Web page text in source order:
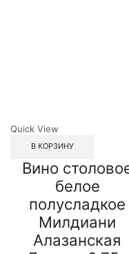
Quick View
В КОРЗИНУ
Вино
белое
полусладкое
Милдиани
Алазанская